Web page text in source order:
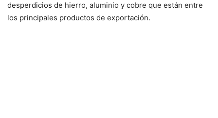
desperdicios de hierro, aluminio y cobre que están entre
los principales productos de exportación.